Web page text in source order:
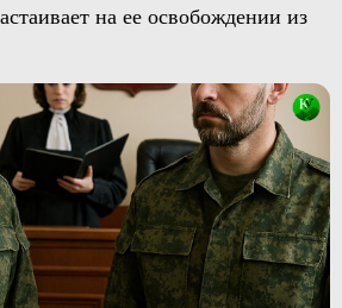
на ее освобождении из